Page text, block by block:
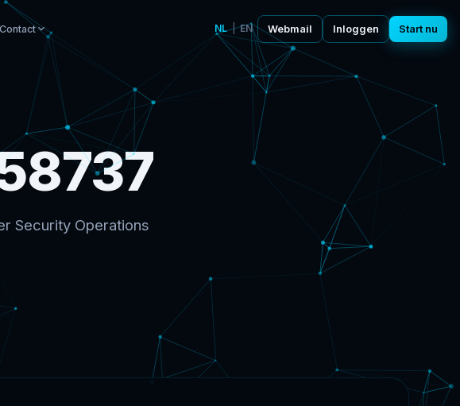
Contact NL | EN Webmail Inloggen Start nu
Security Operations